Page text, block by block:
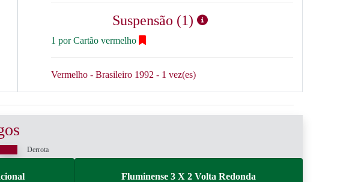
Suspensão (1)
1 por Cartão vermelho
Vermelho - Brasileiro 1992 - 1 vez(es)
Derrota
Fluminense 3 X 2 Volta Redonda